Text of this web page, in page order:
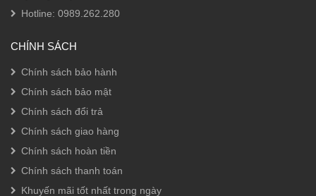
Hotline: 0989.262.280
CHÍNH SÁCH
Chính sách bảo hành
Chính sách bảo mật
Chính sách đổi trả
Chính sách giao hàng
Chính sách hoàn tiền
Chính sách thanh toán
Khuyến mãi tốt nhất trong ngày